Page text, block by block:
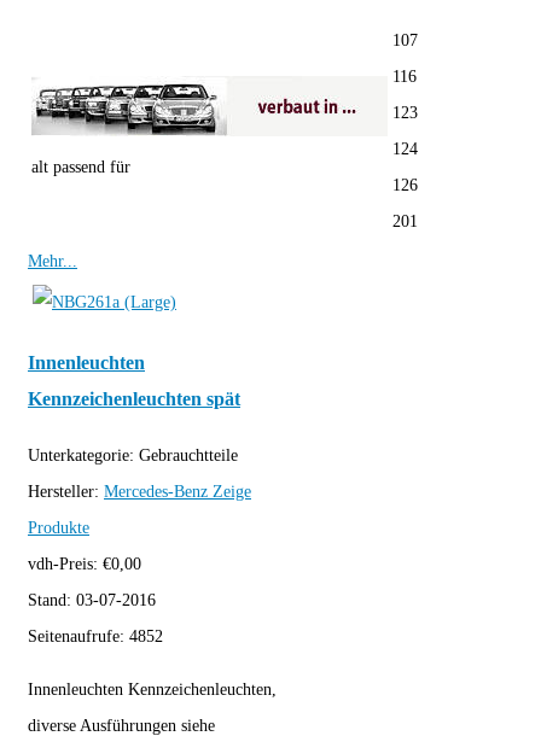
alt passend für
107
116
123
124
126
201
Mehr...
Innenleuchten
Kennzeichenleuchten spät
Unterkategorie: Gebrauchtteile
Hersteller: Mercedes-Benz Zeige
Produkte
vdh-Preis: €0,00
Stand: 03-07-2016
Seitenaufrufe: 4852
Innenleuchten Kennzeichenleuchten,
diverse Ausführungen siehe